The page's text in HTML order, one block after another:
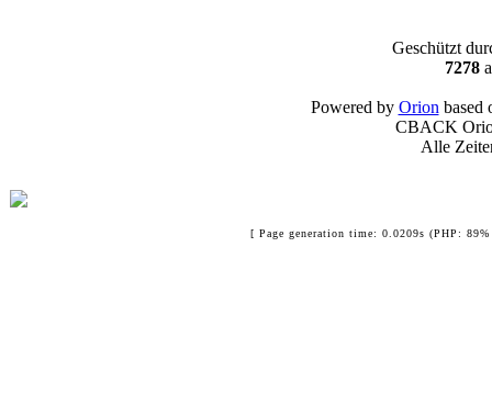
Geschützt
7278
Powered by Orion based
CBACK
Alle
[ Page generation time: 0.0209s (PHP: